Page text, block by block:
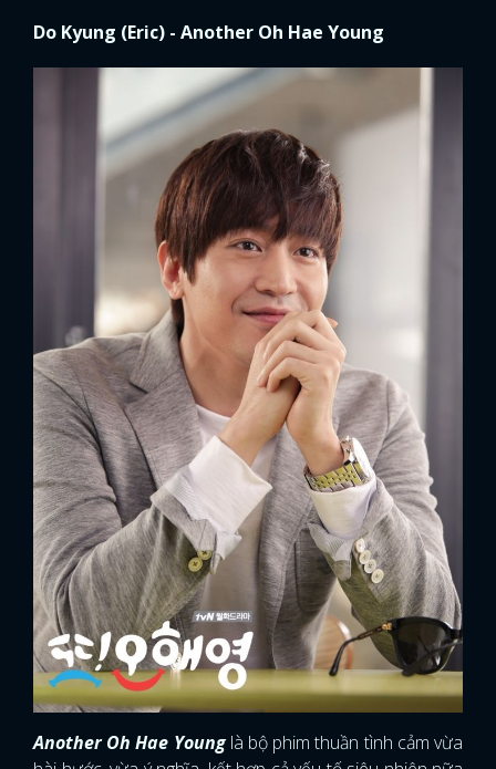
Do Kyung (Eric) - Another Oh Hae Young
Another Oh Hae Younglà bộ phim thuần tình cảm vừa